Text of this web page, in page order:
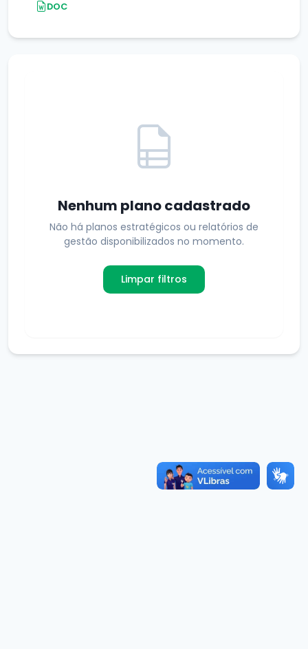
DOC
Nenhum plano cadastrado
Não há planos estratégicos ou relatórios de
gestão disponibilizados no momento.
Limpar filtros